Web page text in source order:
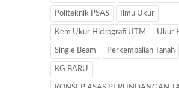
Politeknik PSAS Ilmu Ukur
Kem Ukur Hidrografi UTM Ukur
Single Beam Perkembalian Tanah
KG BARU